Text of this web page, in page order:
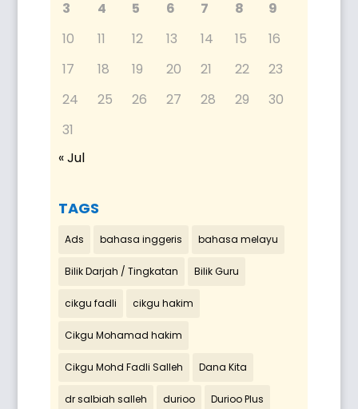
3 4 5 6 7 8
9
10
11 12 13 14 15
16
17
18 19 20 21 22
23
24
25 26 27 28 29
30
31
« Jul
TAGS
Ads bahasa inggeris bahasa melayu
Bilik Darjah / Tingkatan Bilik Guru
cikgu fadli cikgu hakim
Cikgu Mohamad hakim
Cikgu Mohd Fadli Salleh Dana Kita
dr salbiah salleh durioo Durioo Plus